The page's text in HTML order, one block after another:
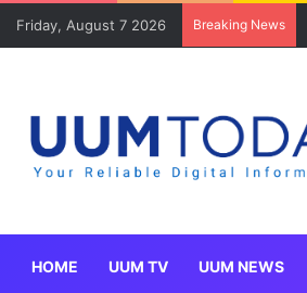
Friday, August 7 2026 Breaking News
HOME UUM TV UUM NEWS